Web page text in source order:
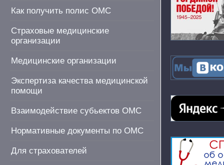
Как получить полис ОМС
Страховые медицинские
организации
Медицинские организации
Экспертиза качества медицинской
помощи
Взаимодействие субьектов ОМС
Нормативные документы по ОМС
Для страхователей